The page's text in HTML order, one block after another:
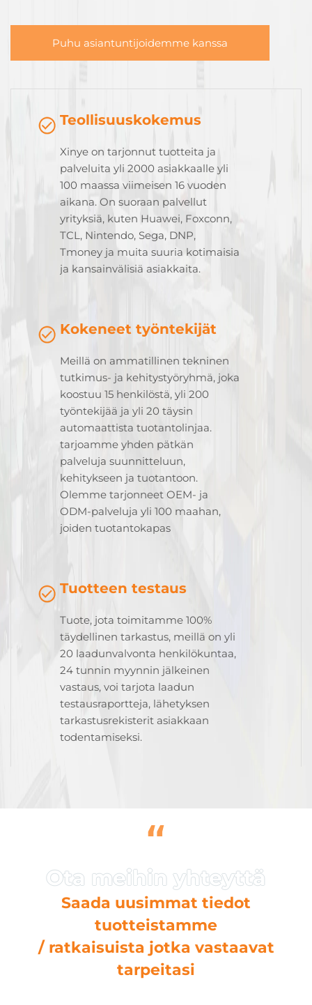
Puhu asiantuntijoidemme kanssa
Teollisuuskokemus
Xinye on tarjonnut tuotteita ja
palveluita yli 2000 asiakkaalle yli
100 maassa viimeisen 16 vuoden
aikana. On suoraan palvellut
yrityksiä, kuten Huawei, Foxconn,
TCL, Nintendo, Sega, DNP,
Tmoney ja muita suuria kotimaisia
ja kansainvälisiä asiakkaita.
Kokeneet työntekijät
Meillä on ammatillinen tekninen
tutkimus- ja kehitystyöryhmä, joka
koostuu 15 henkilöstä, yli 200
työntekijää ja yli 20 täysin
automaattista tuotantolinjaa.
tarjoamme yhden pätkän
palveluja suunnitteluun,
kehitykseen ja tuotantoon.
Olemme tarjonneet OEM- ja
ODM-palveluja yli 100 maahan,
joiden tuotantokapas
Tuotteen testaus
Tuote, jota toimitamme 100%
täydellinen tarkastus, meillä on yli
20 laadunvalvonta henkilökuntaa,
24 tunnin myynnin jälkeinen
vastaus, voi tarjota laadun
testausraportteja, lähetyksen
tarkastusrekisterit asiakkaan
todentamiseksi.
“
Saada uusimmat tiedot
tuotteistamme
/ ratkaisuista jotka vastaavat
tarpeitasi